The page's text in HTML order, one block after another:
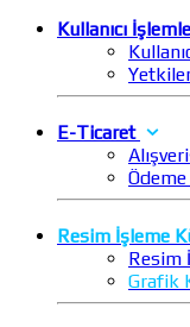
Kullanıcı
E-Ticaret
Resim İşleme
Resim
Grafik